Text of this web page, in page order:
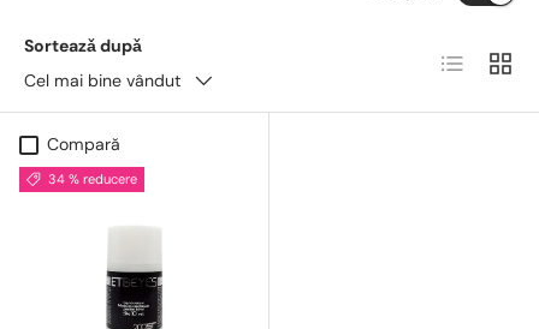
Sorteazǎ dupǎ
Cel mai bine vândut
Lista Grid
Compară
34 % reducere